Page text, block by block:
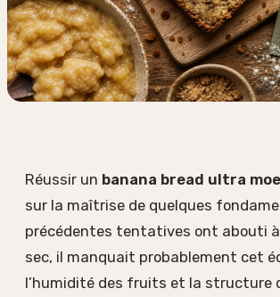
Réussir un banana bread ultra
sur la maîtrise de quelques
précédentes tentatives ont abouti
sec, il manquait probablement cet
l’humidité des fruits et la structure